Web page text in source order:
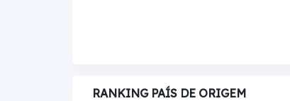
RANKING PAÍS DE ORIGEM